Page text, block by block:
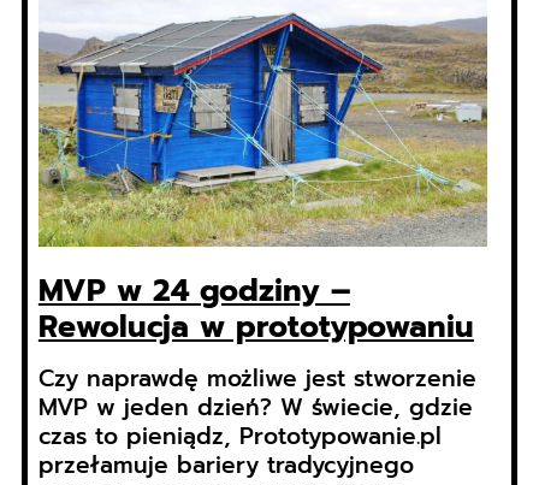
MVP w 24 godziny –
Rewolucja w prototypowaniu
Czy naprawdę możliwe jest stworzenie
MVP w jeden dzień? W świecie, gdzie
czas to pieniądz, Prototypowanie.pl
przełamuje bariery tradycyjnego